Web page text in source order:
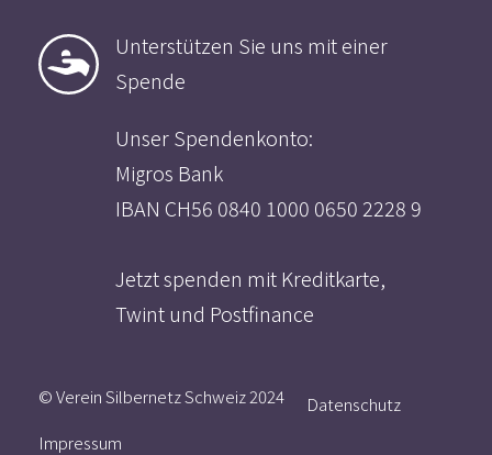
Der Verein
Mitmachen
Aktuelles
Unterstützen Sie uns mit einer
Spende
Unser Spendenkonto:
Migros Bank
IBAN CH56 0840 1000 0650 2228 9
Jetzt spenden mit Kreditkarte,
Twint und Postfinance
© Verein Silbernetz Schweiz 2024
Datenschutz
Impressum